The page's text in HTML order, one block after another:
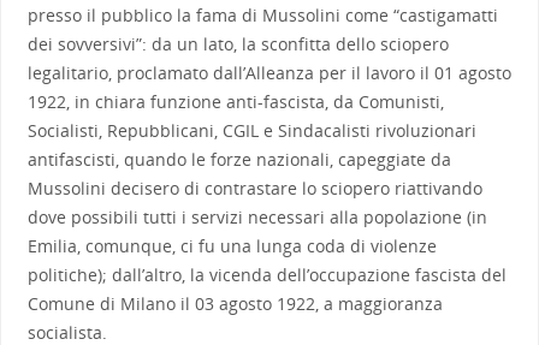
presso il pubblico la fama di Mussolini come “castigamatti
dei sovversivi”: da un lato, la sconfitta dello sciopero
legalitario, proclamato dall’Alleanza per il lavoro il 01 agosto
1922, in chiara funzione anti-fascista, da Comunisti,
Socialisti, Repubblicani, CGIL e Sindacalisti rivoluzionari
antifascisti, quando le forze nazionali, capeggiate da
Mussolini decisero di contrastare lo sciopero riattivando
dove possibili tutti i servizi necessari alla popolazione (in
Emilia, comunque, ci fu una lunga coda di violenze
politiche); dall’altro, la vicenda dell’occupazione fascista del
Comune di Milano il 03 agosto 1922, a maggioranza
socialista.